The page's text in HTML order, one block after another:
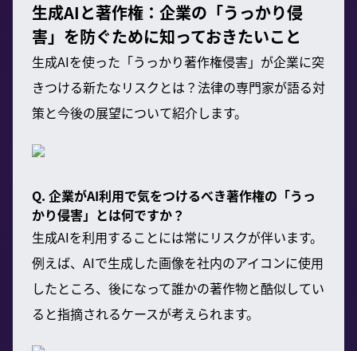
生成AIと著作権：企業の「うっかり侵
害」を防ぐために知っておきたいこと
生成AIを使った「うっかり著作権侵害」が企業に突
きつける新たなリスクとは？法律の専門家が語る対
策と今後の展望について紹介します。
Q. 企業がAI利用で気をつけるべき著作権の「うっ
かり侵害」とは何ですか？
生成AIを利用することには常にリスクが伴います。
例えば、AIで生成した画像を社内のアイコンに使用
したところ、後になって誰かの著作物と酷似してい
ると指摘されるケースが考えられます。